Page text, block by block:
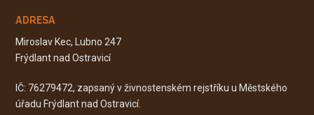
ADRESA
Miroslav Kec, Lubno 247
Frýdlant nad Ostravicí
IČ: 76279472, zapsaný v živnostenském rejstříku u Městského
úřadu Frýdlant nad Ostravicí.